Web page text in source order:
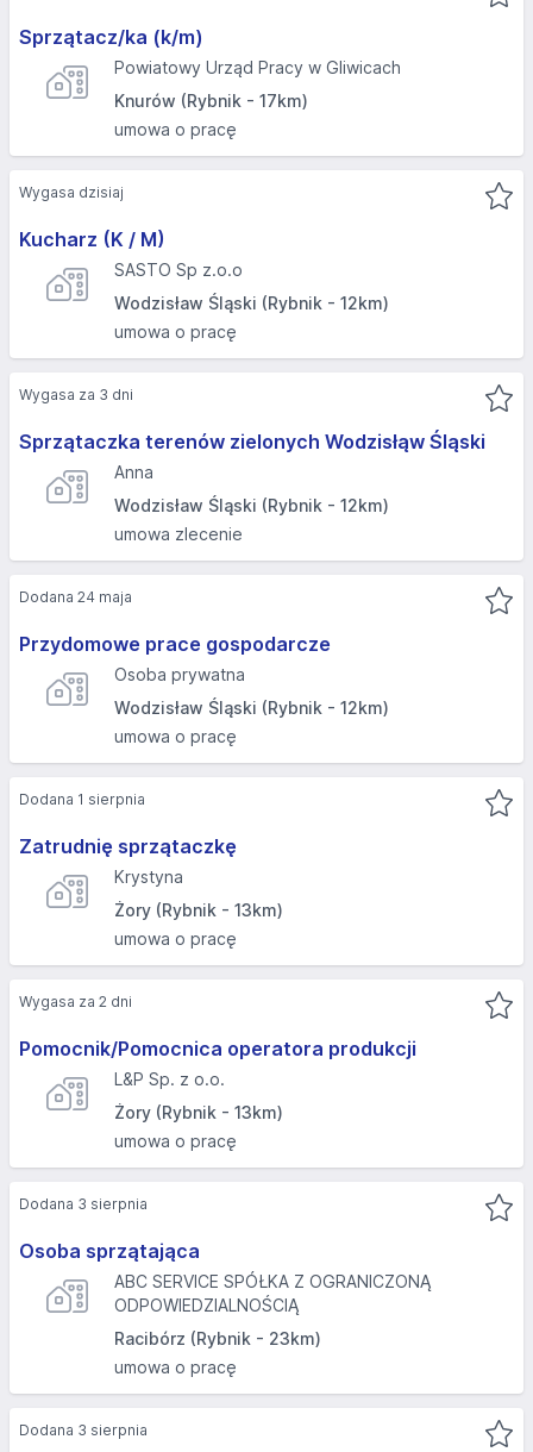
Sprzątacz/ka (k/m)
Powiatowy Urząd Pracy w Gliwicach
Knurów (Rybnik - 17km)
umowa o pracę
Kucharz (K / M)
SASTO Sp z.o.o
Wodzisław Śląski (Rybnik - 12km)
umowa o pracę
Wygasa dzisiaj
Sprzątaczka terenów zielonych Wodzisłąw Śląski
Anna
Wodzisław Śląski (Rybnik - 12km)
umowa zlecenie
Wygasa za 3 dni
Przydomowe prace gospodarcze
Osoba prywatna
Wodzisław Śląski (Rybnik - 12km)
umowa o pracę
Dodana 24 maja
Zatrudnię sprzątaczkę
Krystyna
Żory (Rybnik - 13km)
umowa o pracę
Dodana 1 sierpnia
Pomocnik/Pomocnica operatora produkcji
L&P Sp. z o.o.
Żory (Rybnik - 13km)
umowa o pracę
Wygasa za 2 dni
Osoba sprzątająca
ABC SERVICE SPÓŁKA Z OGRANICZONĄ
ODPOWIEDZIALNOŚCIĄ
Racibórz (Rybnik - 23km)
umowa o pracę
Dodana 3 sierpnia
Dodana 3 sierpnia